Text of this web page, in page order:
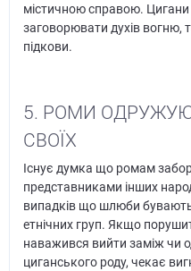
містичною справою.
заговорювати духів вогню,
підкови.
5. РОМИ
СВОЇХ
Існує думка що ромам
представниками інших
випадків що шлюби
етнічних груп. Якщо
наважився вийти заміж чи
циганського роду, чекає